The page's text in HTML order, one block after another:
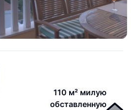
110 м² милую
обставленную